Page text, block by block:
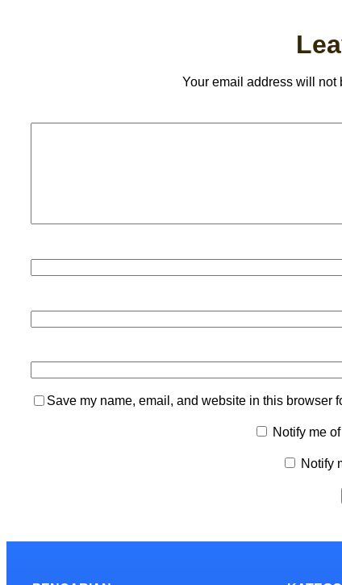
Your email address will not
Save my name, email, and website in this browser
Notify me
Notify